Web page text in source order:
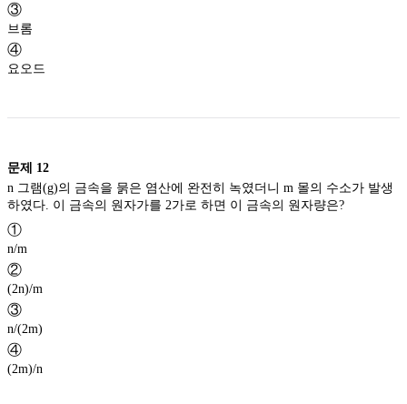
③
브롬
④
요오드
문제 12
n 그램(g)의 금속을 묽은 염산에 완전히 녹였더니 m 몰의 수소가 발생
①
n/m
②
(2n)/m
③
n/(2m)
④
(2m)/n